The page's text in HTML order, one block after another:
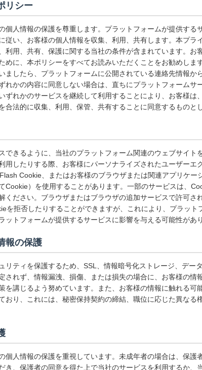
リシー
個人情報の保護を尊重します。プラットフォームが提供する
従い、お客様の個人情報を収集、利用、共有します。本プラ
利用、共有、保護に関する当社の条件が含まれています。お
めに、本ポリシーをすべてお読みいただくことをお勧めしま
ましたら、プラットフォームに公開されている連絡先情報か
れかの内容に同意しない場合は、直ちにプラットフォームサ
ずれかのサービスを継続して利用することにより、お客様は
合法的に収集、利用、保管、共有することに同意するものと
できるように、当社のプラットフォーム関連のウェブサイト
用したりする際、お客様にパーソナライズされたユーザーエ
Cookie、またはお客様のブラウザまたは関連アプリケー
Cookie）を使用することがあります。一部のサービスは、
ください。ブラウザまたはブラウザの追加サービスで許可さ
を拒否したりすることができますが、これにより、プラッ
ットフォームが提供するサービスに影響を与える可能性があ
報の保護
リティを保護するため、SSL、情報暗号化ストレージ、デー
されず、情報漏洩、損傷、または損失の場合に、お客様の情
を講じるよう努めています。また、お客様の情報に触れる可
おり、これには、秘密保持契約の締結、職位に応じた異なる
個人情報の保護を重視しています。未成年者の場合は、保護
き、保護者の同意を得た上で当社のサービスを利用するか、